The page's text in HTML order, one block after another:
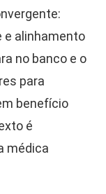
e alinhamento
no banco e o
para
benefício
é
médica